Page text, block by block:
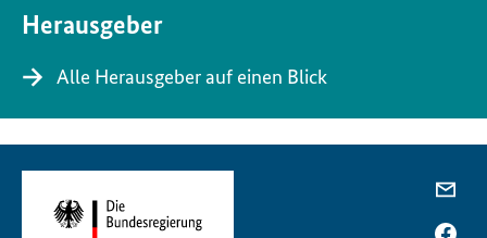
Herausgeber
Alle Herausgeber auf einen Blick